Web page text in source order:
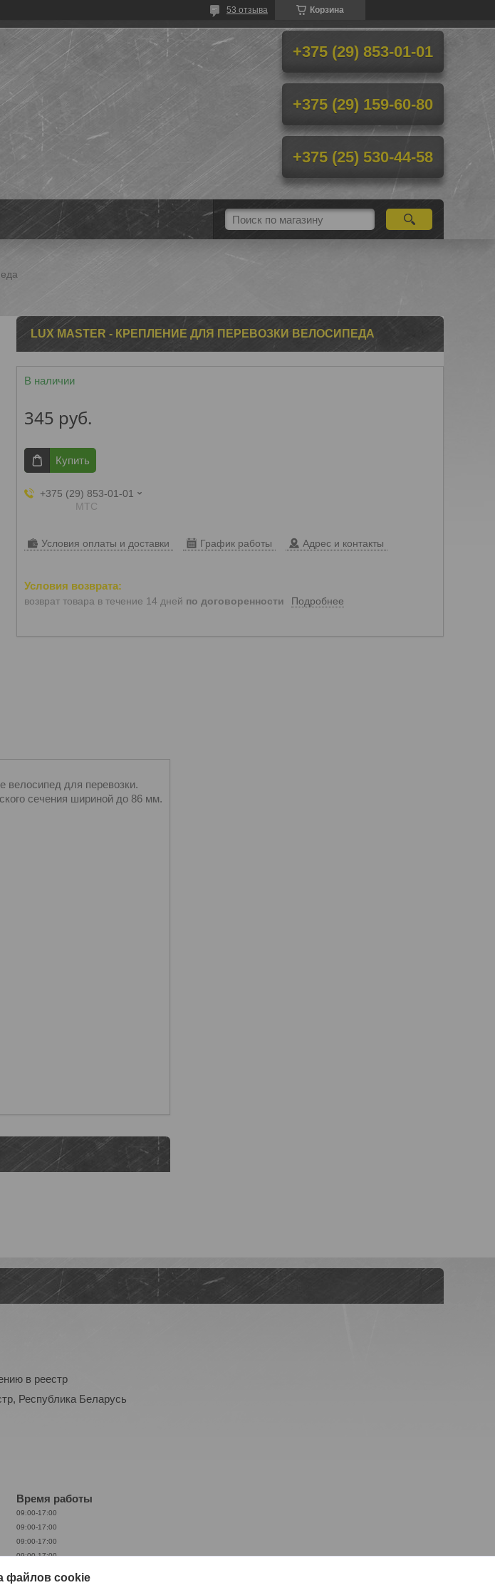
Корзина
53 отзыва
+375 (29) 853-01-01
+375 (29) 159-60-80
+375 (25) 530-44-58
LUX MASTER - КРЕПЛЕНИЕ ДЛЯ ПЕРЕВОЗКИ ВЕЛОСИПЕДА
В наличии
345 руб.
Купить
+375 (29) 853-01-01
МТС
Условия оплаты и доставки График работы Адрес и контакты
возврат товара в течение 14 дней по договоренности Подробнее
велосипед для перевозки.
сечения шириной до 86 мм.
в реестр
Республика Беларусь
Время работы
09:00-17:00
09:00-17:00
09:00-17:00
09:00-17:00
09:00-17:00
файлов cookie